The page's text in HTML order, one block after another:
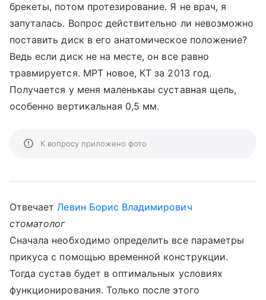
брекеты, потом протезирование. Я не врач, я
запуталась. Вопрос действительно ли невозможно
поставить диск в его анатомическое положение?
Ведь если диск не на месте, он все равно
травмируется. МРТ новое, КТ за 2013 год.
Получается у меня маленькаы суставная щель,
особенно вертикальная 0,5 мм.
К вопросу приложено фото
ОтвечаетЛевин Борис Владимирович
стоматолог
Сначала необходимо определить все параметры
прикуса с помощью временной конструкции.
Тогда сустав будет в оптимальных условиях
функционирования. Только после этого